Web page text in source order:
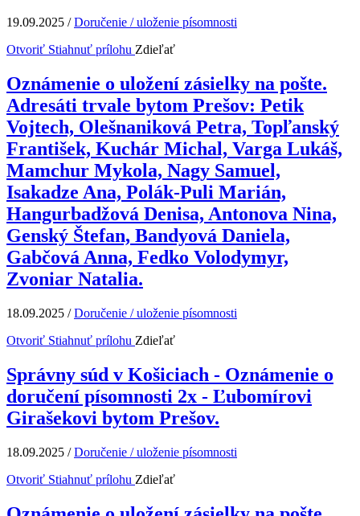
19.09.2025 /Doručenie / uloženie písomnosti
Otvoriť Stiahnuť prílohu Zdieľať
Oznámenie o uložení zásielky na pošte.
Adresáti trvale bytom Prešov: Petik
Vojtech, Olešnaniková Petra, Topľanský
František, Kuchár Michal, Varga Lukáš,
Mamchur Mykola, Nagy Samuel,
Isakadze Ana, Polák-Puli Marián,
Hangurbadžová Denisa, Antonova Nina,
Genský Štefan, Bandyová Daniela,
Gabčová Anna, Fedko Volodymyr,
Zvoniar Natalia.
18.09.2025 /Doručenie / uloženie písomnosti
Otvoriť Stiahnuť prílohu Zdieľať
Správny súd v Košiciach - Oznámenie o
doručení písomnosti 2x - Ľubomírovi
Girašekovi bytom Prešov.
18.09.2025 /Doručenie / uloženie písomnosti
Otvoriť Stiahnuť prílohu Zdieľať